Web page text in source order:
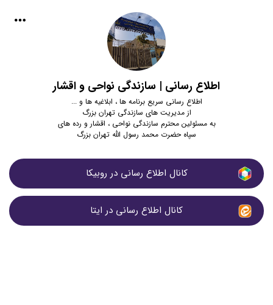
اطلاع رسانی | سازندگی نواحی و اقشار
اطلاع رسانی سریع برنامه ها ، ابلاغیه ها و ...
از مدیریت های سازندگی تهران بزرگ
به مسئولین محترم سازندگی نواحی ، اقشار و رده های
سپاه حضرت محمد رسول الله تهران بزرگ
کانال اطلاع رسانی در روبیکا
کانال اطلاع رسانی در ایتا